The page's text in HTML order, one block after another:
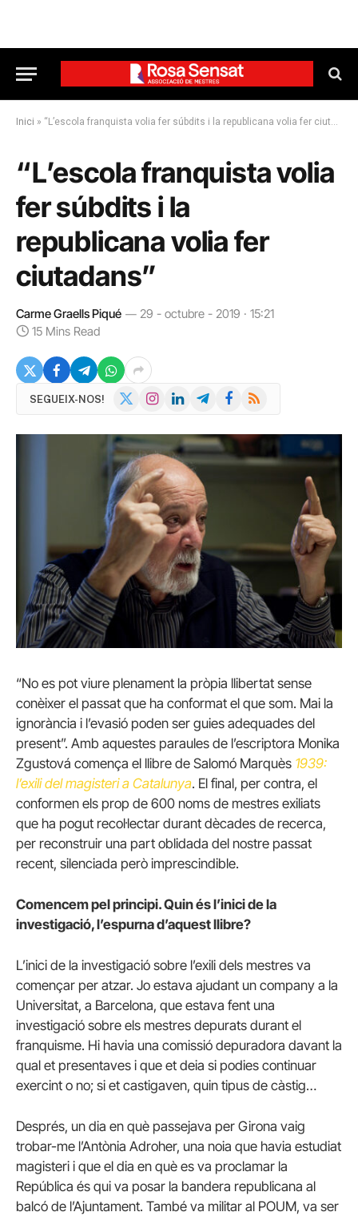
Inici » “L’escola franquista volia fer súbdits i la republicana volia fer ciutadans”
“L’escola franquista volia
fer súbdits i la
republicana volia fer
ciutadans”
Carme Graells Piqué
29 - octubre - 2019 · 15:21
15 Mins Read
SEGUEIX-NOS!
X
InstagramLinkedInTelegramFacebook
RSS
“No es pot viure plenament la pròpia llibertat sense
conèixer el passat que ha conformat el que som. Mai la
ignorància i l’evasió poden ser guies adequades del
present”. Amb aquestes paraules de l’escriptora Monika
Zgustová comença el llibre de Salomó Marquès 1939:
l’exili del magisteri a Catalunya. El final, per contra, el
conformen els prop de 600 noms de mestres exiliats
que ha pogut recol·lectar durant dècades de recerca,
per reconstruir una part oblidada del nostre passat
recent, silenciada però imprescindible.
Comencem pel principi. Quin és l’inici de la
investigació, l’espurna d’aquest llibre?
L’inici de la investigació sobre l’exili dels mestres va
començar per atzar. Jo estava ajudant un company a la
Universitat, a Barcelona, que estava fent una
investigació sobre els mestres depurats durant el
franquisme. Hi havia una comissió depuradora davant la
qual et presentaves i que et deia si podies continuar
exercint o no; si et castigaven, quin tipus de càstig…
Després, un dia en què passejava per Girona vaig
trobar-me l’Antònia Adroher, una noia que havia estudiat
magisteri i que el dia en què es va proclamar la
República és qui va posar la bandera republicana al
balcó de l’Ajuntament. També va militar al POUM, va ser